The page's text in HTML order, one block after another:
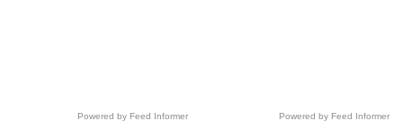
Powered by Feed Informer Powered by Feed Informer